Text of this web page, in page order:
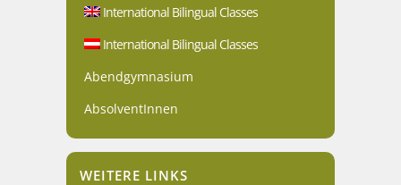
International Bilingual Classes
International Bilingual Classes
Abendgymnasium
AbsolventInnen
WEITERE LINKS